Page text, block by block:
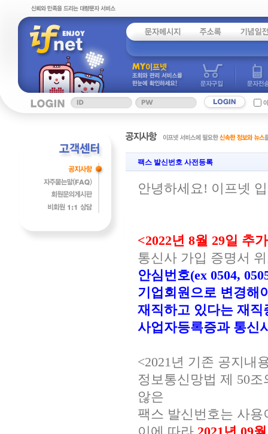
팩스 발신번호 사전등록
안녕하세요! 이프넷
<2022년 8월 29일 추
통신사 가입 증명서
안심번호(ex 0504,
기업회원으로 변경해
재직하고 있다는 재직
사업자등록증과 통신
<2021년 기존 공지내
정보통신망법 제 50조
않은
팩스 발신번호는 사용